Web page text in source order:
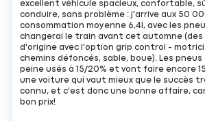
excellent véhicule spacieux, confortable,
conduire, sans problème : j'arrive aux 50
consommation moyenne 6,4l, avec les
changerai le train avant cet automne (des
d'origine avec l'option grip control -
chemins défoncés, sable, boue). Les
peine usés à 15/20% et vont faire encore
une voiture qui vaut mieux que le succès
connu, et c'est donc une bonne affaire,
bon prix!